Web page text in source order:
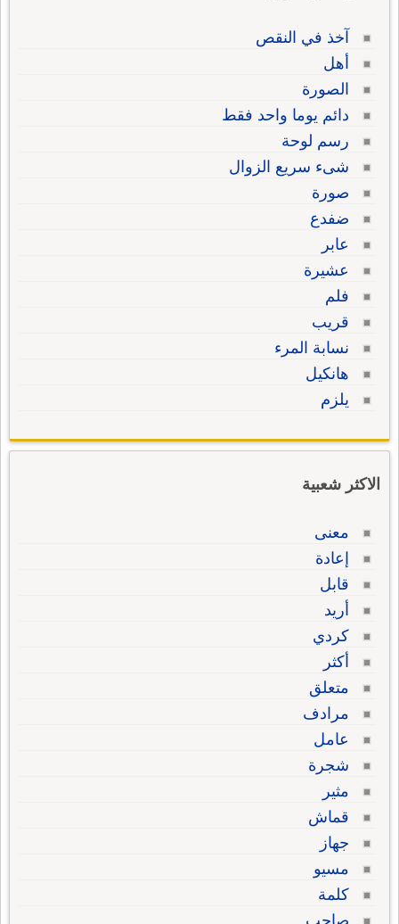
آخذ في النقص
أهل
الصورة
دائم يوما واحد فقط
رسم لوحة
شىء سريع الزوال
صورة
ضفدع
عابر
عشيرة
فلم
قريب
نسابة المرء
هانكيل
يلزم
الاكثر شعبية
معنى
إعادة
قابل
أريد
كردي
أكثر
متعلق
مرادف
عامل
شجرة
مثير
قماش
جهاز
مسيو
كلمة